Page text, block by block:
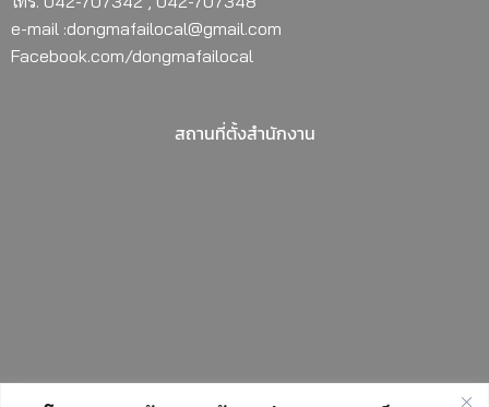
e-mail :dongmafailocal@gmail.com
Facebook.com/dongmafailocal
สถานที่ตั้งสำนักงาน